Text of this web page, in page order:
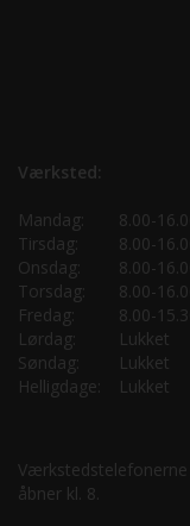
Værksted:
Mandag:
8.00-
Tirsdag:
8.00-
Onsdag:
8.00-
Torsdag:
8.00-
Fredag:
8.00-
Lørdag:
Lukket
Søndag:
Lukket
Helligdage:
Lukket
åbner kl. 8.